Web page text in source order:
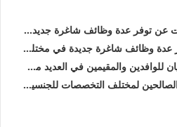
جديدة في العديد من التخصصات للوافدين والمقيمين بالكويت
في مختلف التخصصات برواتب ومزايا عالية في الكويت
في العديد من التخصصات للجنسيين بالكويت
للجنسيين للوافدين والأجانب في الكويت لعام 2026